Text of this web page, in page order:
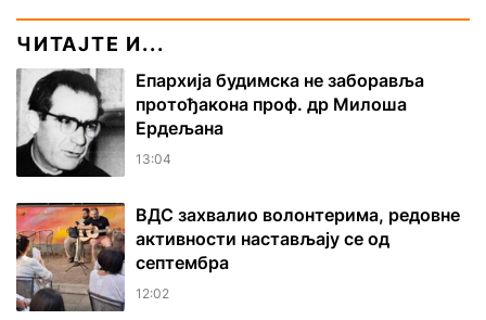
ЧИТАЈТЕ И...
Епархија будимска не заборавља
протођакона проф. др Милоша
Ердељана
13:04
ВДС захвалио волонтерима, редовне
активности настављају се од
септембра
12:02